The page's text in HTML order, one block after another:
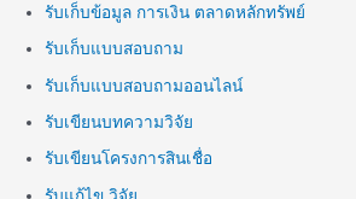
รับเก็บข้อมูล การเงิน ตลาดหลักทรัพย์
รับเก็บแบบสอบถาม
รับเก็บแบบสอบถามออนไลน์
รับเขียนบทความวิจัย
รับเขียนโครงการสินเชื่อ